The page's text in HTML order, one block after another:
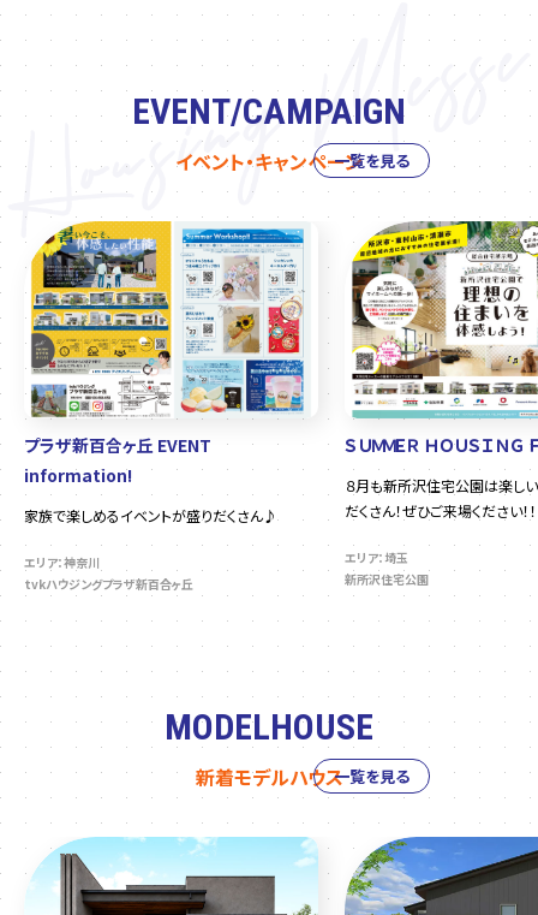
EVENT/CAMPAIGN
イベント・キャンペーン
プラザ新百合ヶ丘 EVENT
information!
家族で楽しめるイベントが盛りだくさん♪
エリア：神奈川
tvkハウジングプラザ新百合ヶ丘
ＳＵＭＭＥＲ ＨＯＵＳＩＮＧ
８月も新所沢住宅公園は楽し
だくさん！ぜひご来場ください！！
エリア：埼玉
新所沢住宅公園
一覧を見る
MODELHOUSE
新着モデルハウス一覧を見る